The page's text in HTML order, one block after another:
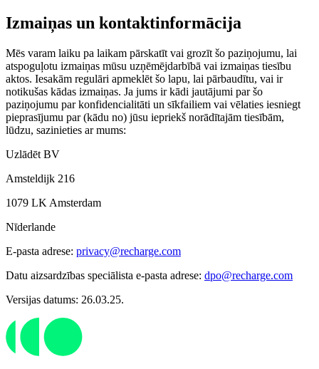
Izmaiņas un kontaktinformācija
Mēs varam laiku pa laikam pārskatīt vai grozīt šo paziņojumu, lai
atspoguļotu izmaiņas mūsu uzņēmējdarbībā vai izmaiņas tiesību
aktos. Iesakām regulāri apmeklēt šo lapu, lai pārbaudītu, vai ir
notikušas kādas izmaiņas. Ja jums ir kādi jautājumi par šo
paziņojumu par konfidencialitāti un sīkfailiem vai vēlaties iesniegt
pieprasījumu par (kādu no) jūsu iepriekš norādītajām tiesībām,
lūdzu, sazinieties ar mums:
Uzlādēt BV
Amsteldijk 216
1079 LK Amsterdam
Nīderlande
E-pasta adrese: privacy@recharge.com
Datu aizsardzības speciālista e-pasta adrese: dpo@recharge.com
Versijas datums: 26.03.25.